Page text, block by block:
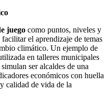
juego como puntos, niveles y
el aprendizaje de temas
climático. Un ejemplo de
en talleres municipales
ser alcaldes de una
económicos con huella
calidad de vida de la